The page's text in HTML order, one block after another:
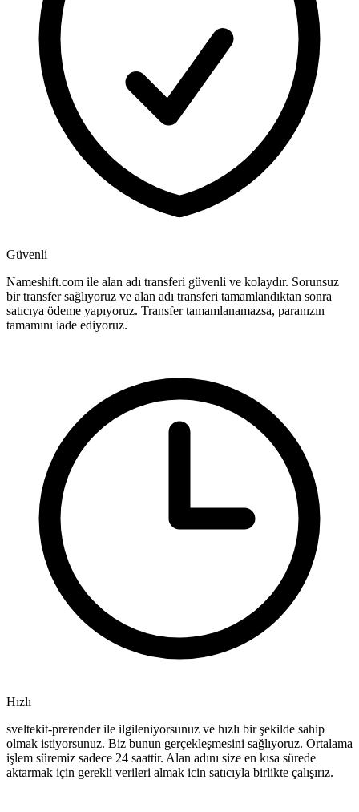
Güvenli
Nameshift.com ile alan adı transferi güvenli ve kolaydır. Sorunsuz
bir transfer sağlıyoruz ve alan adı transferi tamamlandıktan sonra
satıcıya ödeme yapıyoruz. Transfer tamamlanamazsa, paranızın
tamamını iade ediyoruz.
Hızlı
sveltekit-prerender ile ilgileniyorsunuz ve hızlı bir şekilde sahip
olmak istiyorsunuz. Biz bunun gerçekleşmesini sağlıyoruz. Ortalama
işlem süremiz sadece 24 saattir. Alan adını size en kısa sürede
aktarmak için gerekli verileri almak icin satıcıyla birlikte çalışırız.